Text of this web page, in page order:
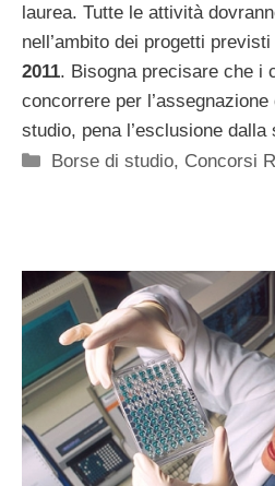
laurea. Tutte le attività
nell’ambito dei progetti previsti
2011. Bisogna precisare che i
concorrere per
studio, pena l’esclusione dalla
Categorie
Borse di studio, Concorsi